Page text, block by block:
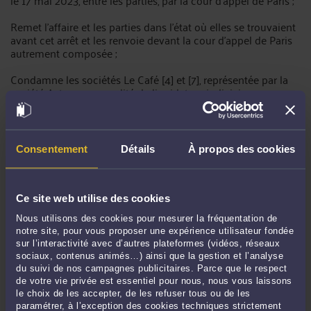
Consentement Détails À propos des cookies
Ce site web utilise des cookies
Nous utilisons des cookies pour mesurer la fréquentation de
notre site, pour vous proposer une expérience utilisateur fondée
sur l’interactivité avec d’autres plateformes (vidéos, réseaux
sociaux, contenus animés…) ainsi que la gestion et l’analyse
du suivi de nos campagnes publicitaires. Parce que le respect
de votre vie privée est essentiel pour nous, nous vous laissons
le choix de les accepter, de les refuser tous ou de les
paramétrer, à l’exception des cookies techniques strictement
Remet l'affaire et les parties dans l'état où elles se trouvaient
avant cet arrêt et les renvoie devant la cour d'appel de Paris
autrement composée ;
Condamne les sociétés Le Café [4] et [7], représentée par la
société Asteren, en qualité de liquidateur judiciaire, aux
dépens ;
En application de l'article 700 du code de procédure civile,
rejette la demande formée par les sociétés Le Café [4] et [7],
représentée par la société Asteren, en qualité de liquidateur,
et M. [X], pris en sa qualité de liquidateur amiable de la
société Flac, représentée par M. [X], en qualité de mandataire
ad hoc, la somme de 3 000 euros ;
Dit que sur les diligences du procureur général près la Cour
de cassation, le présent arrêt sera transmis pour être transcrit
en marge ou à la suite de l'arrêt cassé ;
Ainsi fait et jugé par la Cour de cassation, chambre
commerciale, financière et économique, et prononcé